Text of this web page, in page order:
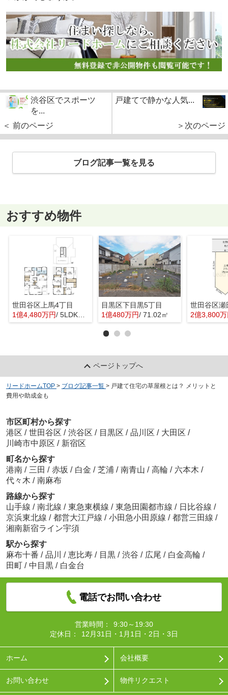
渋谷区でスポーツ
を...
＜ 前のページ
戸建てで静かな人気...
＞次のページ
ブログ記事一覧を見る
おすすめ物件
世田谷区上馬4丁目
1億4,480万円/ 5LDK＋1S(納戸)
目黒区下目黒5丁目
1億480万円/ 71.02㎡
世田谷区瀬
2億3,800
ページトップへ
リードホームTOP > ブログ記事一覧 > 戸建て住宅の草屋根とは？ メリットと
費用や助成金も
市区町村から探す
港区 / 世田谷区 / 渋谷区 / 目黒区 / 品川区 / 大田区 /
川崎市中原区 / 新宿区
町名から探す
港南 / 三田 / 赤坂 / 白金 / 芝浦 / 南青山 / 高輪 / 六本木 /
代々木 / 南麻布
路線から探す
山手線 / 南北線 / 東急東横線 / 東急田園都市線 / 日比谷線 /
京浜東北線 / 都営大江戸線 / 小田急小田原線 / 都営三田線 /
湘南新宿ライン宇須
駅から探す
麻布十番 / 品川 / 恵比寿 / 目黒 / 渋谷 / 広尾 / 白金高輪 /
田町 / 中目黒 / 白金台
電話でお問い合わせ
営業時間：
9:30～19:30
定休日：
12月31日・1月1日・2日・3日
ホーム 会社概要
お問い合わせ 物件リクエスト